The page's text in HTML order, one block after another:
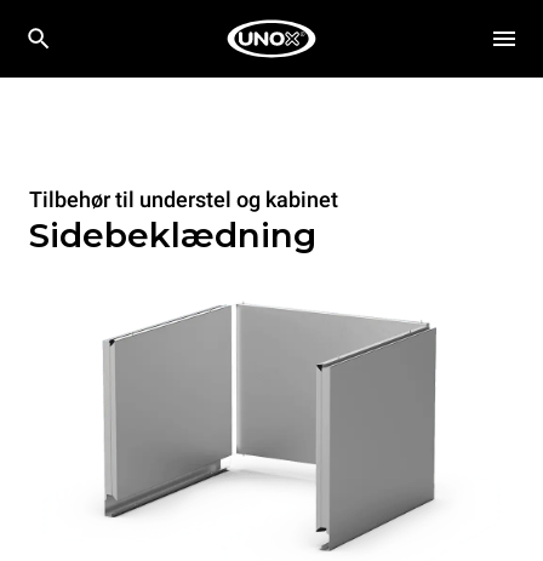
Tilbehør til understel og kabinet
Sidebeklædning